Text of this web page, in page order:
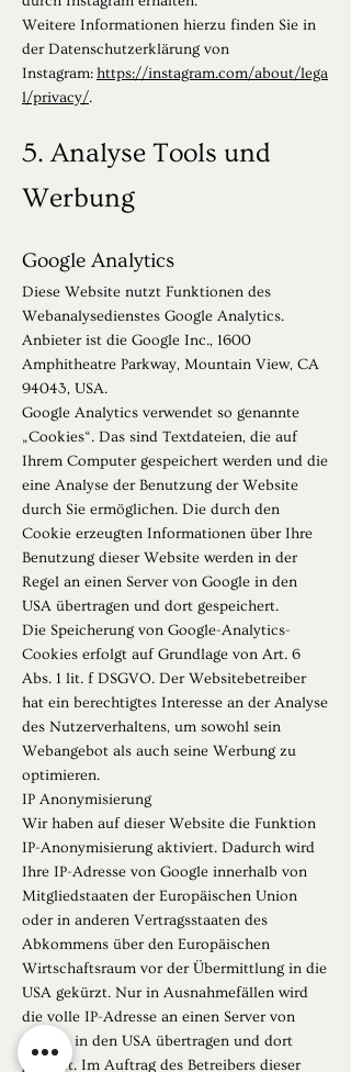
Weitere Informationen hierzu finden Sie in
der Datenschutzerklärung von
Instagram:https://instagram.com/about/lega
l/privacy/.
5. Analyse Tools und
Werbung
Google Analytics
Diese Website nutzt Funktionen des
Webanalysedienstes Google Analytics.
Anbieter ist die Google Inc., 1600
Amphitheatre Parkway, Mountain View, CA
94043, USA.
Google Analytics verwendet so genannte
„Cookies“. Das sind Textdateien, die auf
Ihrem Computer gespeichert werden und die
eine Analyse der Benutzung der Website
durch Sie ermöglichen. Die durch den
Cookie erzeugten Informationen über Ihre
Benutzung dieser Website werden in der
Regel an einen Server von Google in den
USA übertragen und dort gespeichert.
Die Speicherung von Google-Analytics-
Cookies erfolgt auf Grundlage von Art. 6
Abs. 1 lit. f DSGVO. Der Websitebetreiber
hat ein berechtigtes Interesse an der Analyse
des Nutzerverhaltens, um sowohl sein
Webangebot als auch seine Werbung zu
optimieren.
IP Anonymisierung
Wir haben auf dieser Website die Funktion
IP-Anonymisierung aktiviert. Dadurch wird
Ihre IP-Adresse von Google innerhalb von
Mitgliedstaaten der Europäischen Union
oder in anderen Vertragsstaaten des
Abkommens über den Europäischen
Wirtschaftsraum vor der Übermittlung in die
USA gekürzt. Nur in Ausnahmefällen wird
die volle IP-Adresse an einen Server von
Google in den USA übertragen und dort
gekürzt. Im Auftrag des Betreibers dieser